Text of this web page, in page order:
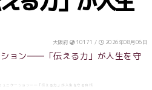
大阪府 10171 / 2026年08月06日
ュニケーション――「伝える力」が人生を守る時代